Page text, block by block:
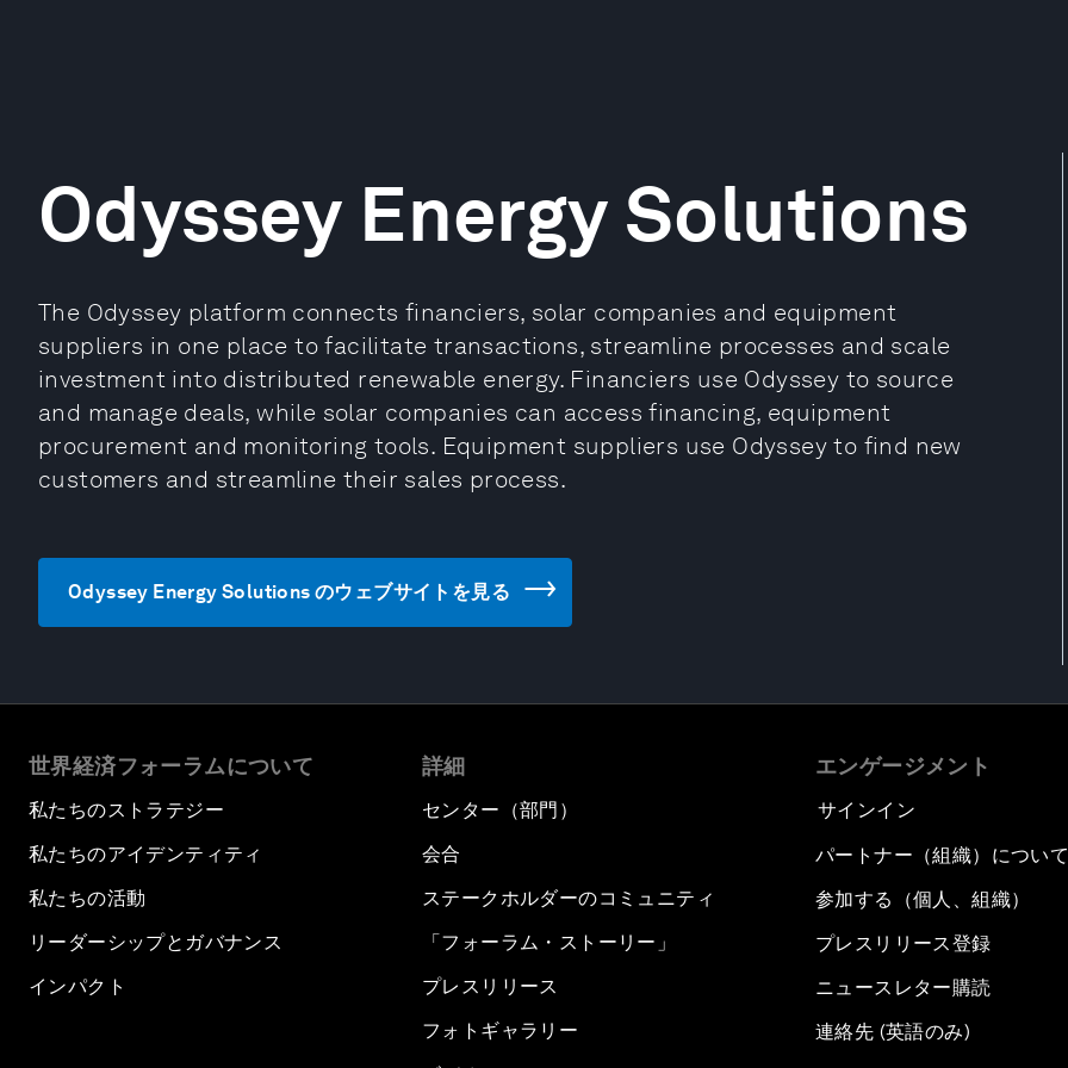
Odyssey Energy Solutions
The Odyssey platform connects financiers, solar companies and equipment
suppliers in one place to facilitate transactions, streamline processes and scale
investment into distributed renewable energy. Financiers use Odyssey to source
and manage deals, while solar companies can access financing, equipment
procurement and monitoring tools. Equipment suppliers use Odyssey to find new
customers and streamline their sales process.
Odyssey Energy Solutions のウェブサイトを見る
世界経済フォーラムについて
私たちのストラテジー
私たちのアイデンティティ
私たちの活動
リーダーシップとガバナンス
インパクト
詳細
センター（部門）
会合
ステークホルダーのコミュニティ
「フォーラム・ストーリー」
プレスリリース
フォトギャラリー
エンゲージメント
サインイン
パートナー（組織）について
参加する（個人、組織）
プレスリリース登録
ニュースレター購読
連絡先 (英語のみ)